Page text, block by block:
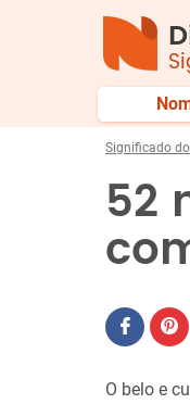
Significado
52
O belo e